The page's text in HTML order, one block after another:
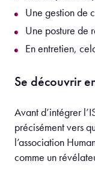
Une gestion de
Une posture de
En entretien,
Se découvrir
Avant d’intégrer
précisément vers
l’association
comme un